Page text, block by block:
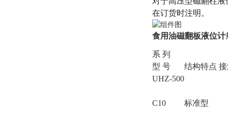
在订货时注明。
食用油磁翻板液位计
系 列
型 号
UHZ-500
结构特点
C10 标准型